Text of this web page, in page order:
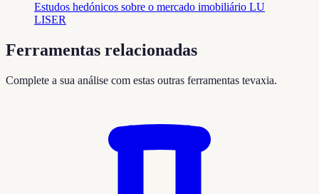
Estudos hedónicos sobre o mercado imobiliário LU
LISER
Ferramentas relacionadas
Complete a sua análise com estas outras ferramentas tevaxia.